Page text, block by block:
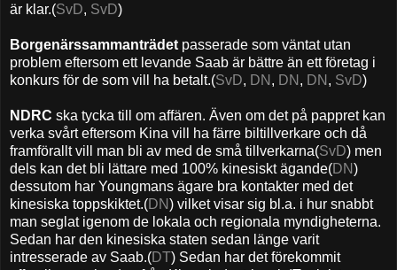
är klar.(SvD, SvD)
Borgenärssammanträdet passerade som väntat utan
problem eftersom ett levande Saab är bättre än ett företag i
konkurs för de som vill ha betalt.(SvD, DN , DN , DN , SvD)
NDRC ska tycka till om affären. Även om det på pappret kan
verka svårt eftersom Kina vill ha färre biltillverkare och då
framförallt vill man bli av med de små tillverkarna(SvD) men
dels kan det bli lättare med 100% kinesiskt ägande(DN)
dessutom har Youngmans ägare bra kontakter med det
kinesiska toppskiktet.(DN) vilket visar sig bl.a. i hur snabbt
man seglat igenom de lokala och regionala myndigheterna.
Sedan har den kinesiska staten sedan länge varit
intresserade av Saab.(DT) Sedan har det förekommit